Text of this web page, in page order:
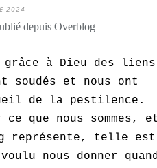
2024
depuis Overblog
à Dieu des liens
soudés et nous ont
de la pestilence.
que nous sommes, et
représente, telle est
nous donner